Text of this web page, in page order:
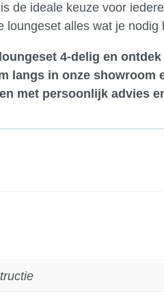
de ideale keuze voor
alles wat je
4-delig en
langs in onze showroom
met persoonlijk advies